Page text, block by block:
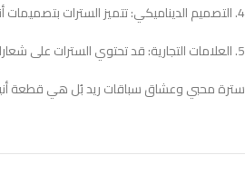
4. التصميم الديناميكي: تتميز السترات بتصميمات أنيقة وديناميكية تعكس سرعة السيارات وحماس سباقات ريد بُل. قد تحتوي على خطوط أو أنماط جرافيكية مستوحاة من السباقات وشعارات ريد بُل.
5. العلامات التجارية: قد تحتوي السترات على شعارات ريد بُل وشعارات الرعاة والشركاء المشاركين في سباقات ريد بُل، مما يضيف لمسة إضافية من الأصالة والانتماء لعالم سباقات ريد بُل.
سترة محبي وعشاق سباقات ريد بُل هي قطعة